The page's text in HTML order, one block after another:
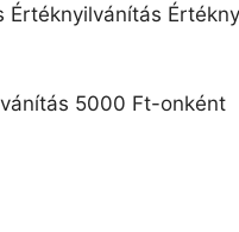
5000 Ft-onként